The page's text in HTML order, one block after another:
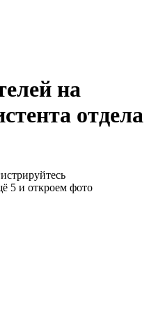
на
отдела
5 и откроем фото